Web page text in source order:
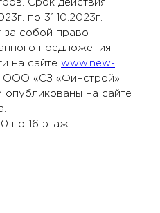
Срок действия
по 31.10.2023г.
за собой право
предложения
на сайте www.new-
ООО «СЗ «Финстрой».
опубликованы на сайте
по 16 этаж.